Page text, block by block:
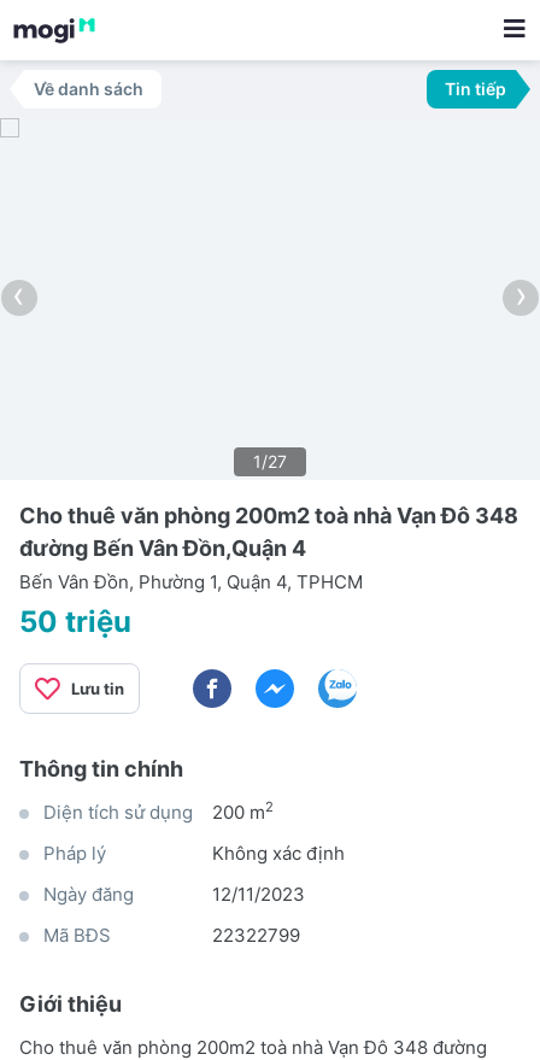
Về danh sách Tin tiếp
‹ ›
1/27
Cho thuê văn phòng 200m2 toà nhà Vạn Đô 348
đường Bến Vân Đồn,Quận 4
Bến Vân Đồn, Phường 1, Quận 4, TPHCM
50 triệu
Lưu tin
Thông tin chính
Diện tích sử dụng 200 m2
Pháp lý
Không xác định
Ngày đăng
12/11/2023
Mã BĐS
22322799
Giới thiệu
Cho thuê văn phòng 200m2 toà nhà Vạn Đô 348 đường